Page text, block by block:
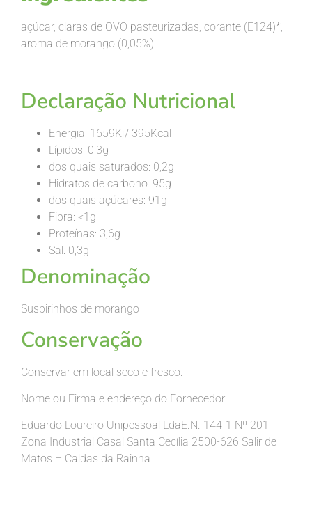
açúcar, claras de OVO pasteurizadas, corante (E124)*,
aroma de morango (0,05%).
Declaração Nutricional
Energia: 1659Kj/ 395Kcal
Lípidos: 0,3g
dos quais saturados: 0,2g
Hidratos de carbono: 95g
dos quais açúcares: 91g
Fibra: <1g
Proteínas: 3,6g
Sal: 0,3g
Denominação
Suspirinhos de morango
Conservação
Conservar em local seco e fresco.
Nome ou Firma e endereço do Fornecedor
Eduardo Loureiro Unipessoal LdaE.N. 144-1 Nº 201
Zona Industrial Casal Santa Cecília 2500-626 Salir de
Matos – Caldas da Rainha